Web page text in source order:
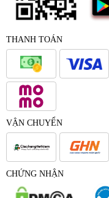
THANH TOÁN
VẬN CHUYỂN
CHỨNG NHẬN